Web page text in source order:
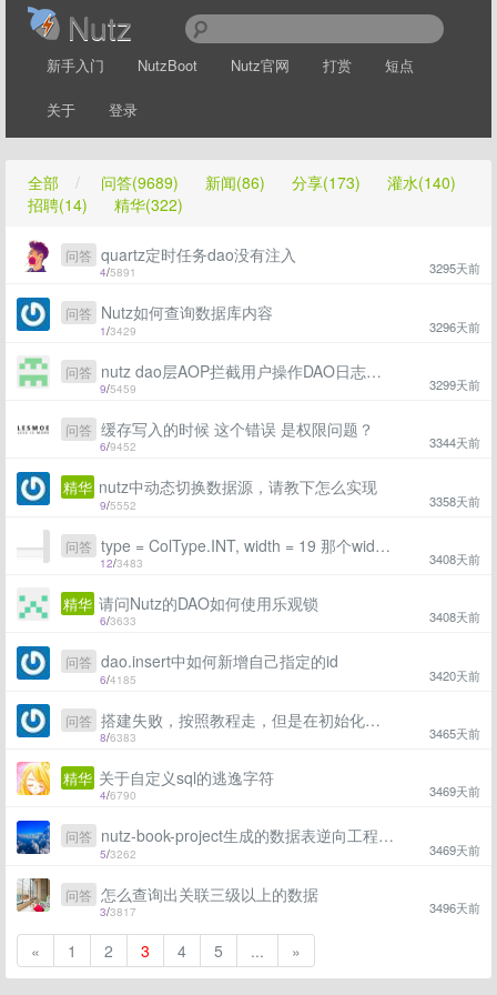
Nutz
新手入门 NutzBoot Nutz官网 打赏 短点
关于 登录
全部 / 问答(9689) 新闻(86) 分享(173)
灌水(140)
招聘(14)
精华(322)
4/5891 3295天前
问答 quartz定时任务dao没有注入
1/3429 3296天前
问答 Nutz如何查询数据库内容
9/5459 3299天前
问答 nutz dao层AOP拦截用户操作DAO日志信息记录。有这个功能么
6/9452 3344天前
问答 缓存写入的时候 这个错误 是权限问题？
9/5552 3358天前
精华 nutz中动态切换数据源，请教下怎么实现
12/3483 3408天前
问答 type = ColType.INT, width = 19 那个width具体多少位 怎么算 如何设置
6/3633 3408天前
精华 请问Nutz的DAO如何使用乐观锁
6/4185 3420天前
问答 dao.insert中如何新增自己指定的id
8/6383 3465天前
问答 搭建失败，按照教程走，但是在初始化数据的时候后台报错，除了数据库地址不一样，其他的完全相同
4/6790 3469天前
精华 关于自定义sql的逃逸字符
5/3262 3469天前
问答 nutz-book-project生成的数据表逆向工程问题
3/3817 3496天前
问答 怎么查询出关联三级以上的数据
« 1 2 3 4 5 ... »